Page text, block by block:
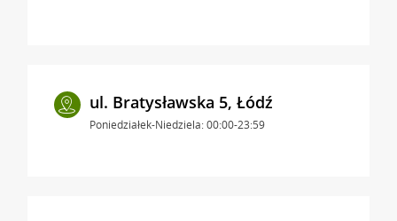
ul. Bratysławska 5, Łódź
Poniedziałek-Niedziela: 00:00-23:59